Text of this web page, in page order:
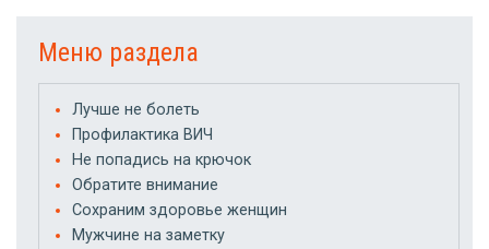
Меню раздела
Лучше не болеть
Профилактика ВИЧ
Не попадись на крючок
Обратите внимание
Сохраним здоровье женщин
Мужчине на заметку